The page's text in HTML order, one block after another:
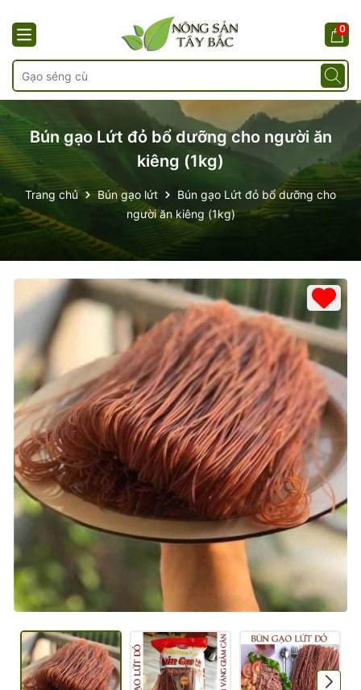
0
Bún gạo Lứt đỏ bổ dưỡng cho người ăn
kiêng (1kg)
Trang chủ Bún gạo lứt
Bún gạo Lứt đỏ bổ dưỡng cho
người ăn kiêng (1kg)
Mã giảm giá:
Ngày hết hạn:
Điều kiện: